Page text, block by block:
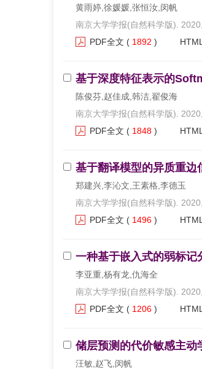
黄雨婷,徐媛媛,张恒汝,闵帆
南京大学学报(自然科学版).
PDF全文 ( 1892 ) HTML
基于深度特征表示的
陈俊芬,赵佳成,韩洁,翟俊海
南京大学学报(自然科学版).
PDF全文 ( 1848 ) HTML
基于翻译模型的异质重边
郑建兴,李沁文,王素格,李德玉
南京大学学报(自然科学版).
PDF全文 ( 1496 ) HTML
一种基于嵌入式的弱标记
李亚重,杨有龙,仇海全
南京大学学报(自然科学版).
PDF全文 ( 1206 ) HTML
储层预测的代价敏感主动
汪敏,赵飞,闵帆